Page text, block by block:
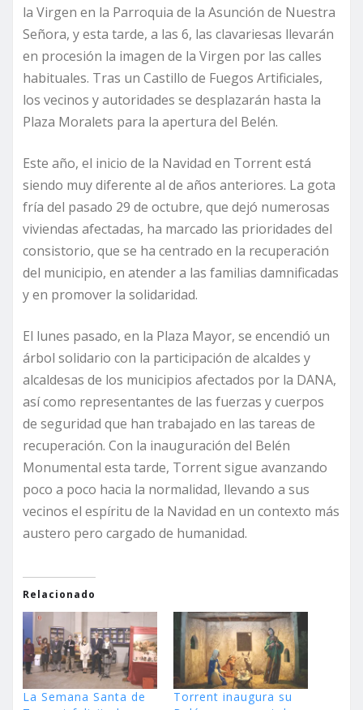
la Virgen en la Parroquia de la Asunción de Nuestra
Señora, y esta tarde, a las 6, las clavariesas llevarán
en procesión la imagen de la Virgen por las calles
habituales. Tras un Castillo de Fuegos Artificiales,
los vecinos y autoridades se desplazarán hasta la
Plaza Moralets para la apertura del Belén.
Este año, el inicio de la Navidad en Torrent está
siendo muy diferente al de años anteriores. La gota
fría del pasado 29 de octubre, que dejó numerosas
viviendas afectadas, ha marcado las prioridades del
consistorio, que se ha centrado en la recuperación
del municipio, en atender a las familias damnificadas
y en promover la solidaridad.
El lunes pasado, en la Plaza Mayor, se encendió un
árbol solidario con la participación de alcaldes y
alcaldesas de los municipios afectados por la DANA,
así como representantes de las fuerzas y cuerpos
de seguridad que han trabajado en las tareas de
recuperación. Con la inauguración del Belén
Monumental esta tarde, Torrent sigue avanzando
poco a poco hacia la normalidad, llevando a sus
vecinos el espíritu de la Navidad en un contexto más
austero pero cargado de humanidad.
Relacionado
La Semana Santa de
Torrent inaugura su